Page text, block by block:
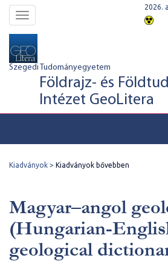
Toggle
navigation
2026.
Szegedi Tudományegyetem
Földrajz- és
Intézet GeoLitera
Kiadványok Kiadványok bővebben
Magyar–angol
(Hungarian-
geological